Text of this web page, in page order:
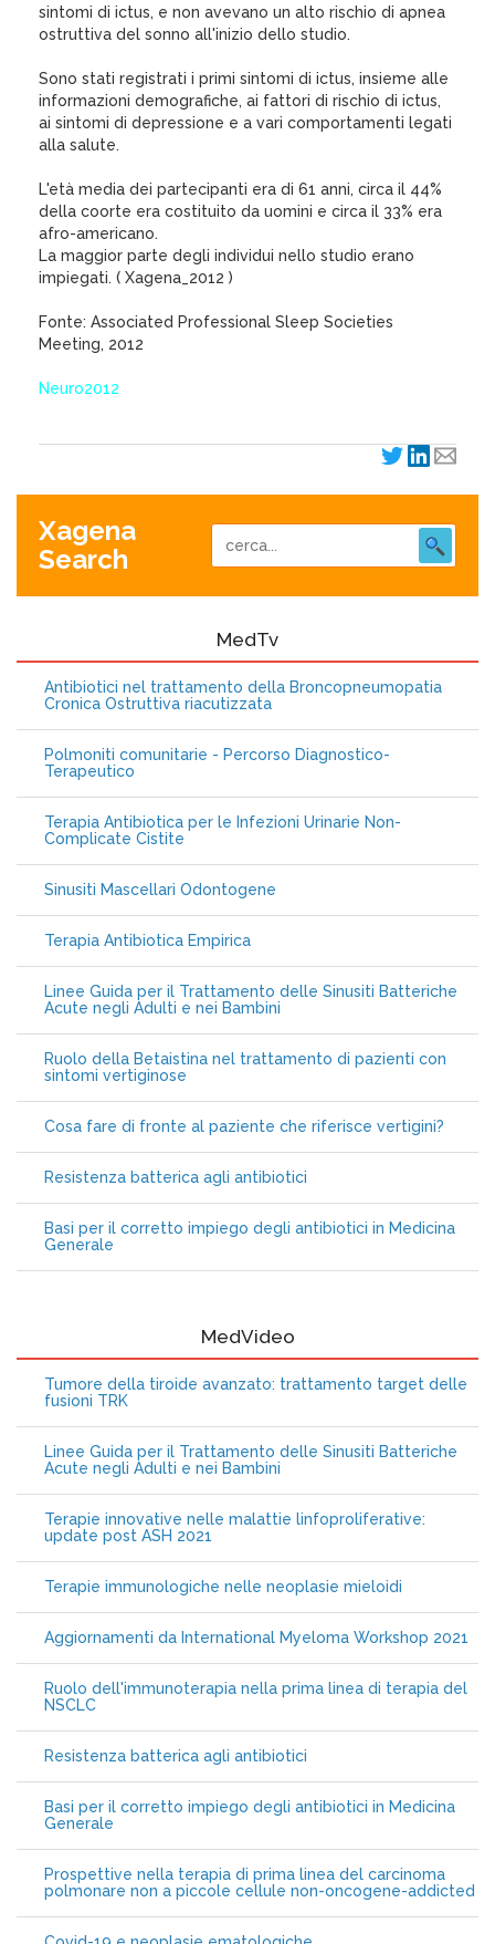
sintomi di ictus, e non avevano un alto rischio di apnea
ostruttiva del sonno all'inizio dello studio.
Sono stati registrati i primi sintomi di ictus, insieme alle
informazioni demografiche, ai fattori di rischio di ictus,
ai sintomi di depressione e a vari comportamenti legati
alla salute.
L'età media dei partecipanti era di 61 anni, circa il 44%
della coorte era costituito da uomini e circa il 33% era
afro-americano.
La maggior parte degli individui nello studio erano
impiegati. ( Xagena_2012 )
Fonte: Associated Professional Sleep Societies
Meeting, 2012
Neuro2012
Xagena
Search
MedTv
Antibiotici nel trattamento della Broncopneumopatia
Cronica Ostruttiva riacutizzata
Polmoniti comunitarie - Percorso Diagnostico-
Terapeutico
Terapia Antibiotica per le Infezioni Urinarie Non-
Complicate Cistite
Sinusiti Mascellari Odontogene
Terapia Antibiotica Empirica
Linee Guida per il Trattamento delle Sinusiti Batteriche
Acute negli Adulti e nei Bambini
Ruolo della Betaistina nel trattamento di pazienti con
sintomi vertiginose
Cosa fare di fronte al paziente che riferisce vertigini?
Resistenza batterica agli antibiotici
Basi per il corretto impiego degli antibiotici in Medicina
Generale
MedVideo
Tumore della tiroide avanzato: trattamento target delle
fusioni TRK
Linee Guida per il Trattamento delle Sinusiti Batteriche
Acute negli Adulti e nei Bambini
Terapie innovative nelle malattie linfoproliferative:
update post ASH 2021
Terapie immunologiche nelle neoplasie mieloidi
Aggiornamenti da International Myeloma Workshop 2021
Ruolo dell'immunoterapia nella prima linea di terapia del
NSCLC
Resistenza batterica agli antibiotici
Basi per il corretto impiego degli antibiotici in Medicina
Generale
Prospettive nella terapia di prima linea del carcinoma
polmonare non a piccole cellule non-oncogene-addicted